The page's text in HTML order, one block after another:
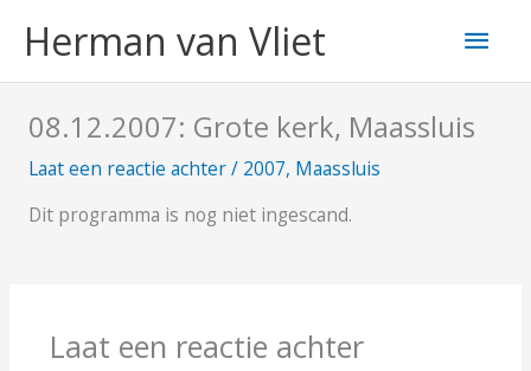
naarHerman van Vliet
08.12.2007: Grote kerk, Maassluis
Laat een reactie achter/ 2007, Maassluis
Dit programma is nog niet ingescand.
Laat een reactie achter